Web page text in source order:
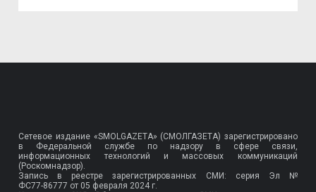
Сетевое издание «SMOLGAZETA» (СМОЛГАЗЕТА) зарегистрировано
в Федеральной службе по надзору в сфере связи,
информационных технологий и массовых коммуникаций
(Роскомнадзор).
Запись в реестре зарегистрированных СМИ: серия Эл №
ФС77-86777 от 05 февраля 2024 г.